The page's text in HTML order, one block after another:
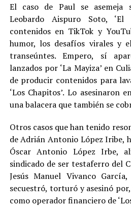
El caso de Paul se asemeja
Leobardo Aispuro Soto, ‘El
contenidos en TikTok y
humor, los desafíos virales y
transeúntes. Empero, sí
lanzados por ‘La Mayiza’ en
de producir contenidos para
‘Los Chapitos’. Lo asesinaron
una balacera que también se
Otros casos que han tenido
de Adrián Antonio López Iribe,
Óscar Antonio López Irbe,
sindicado de ser testaferro del
Jesús Manuel Vivanco
secuestró, torturó y asesinó
como operador financiero de